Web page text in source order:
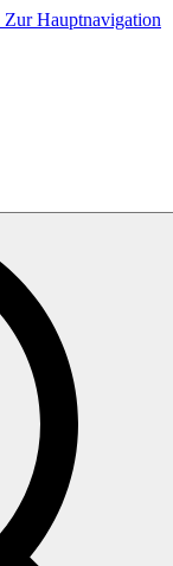
Zur Hauptnavigation